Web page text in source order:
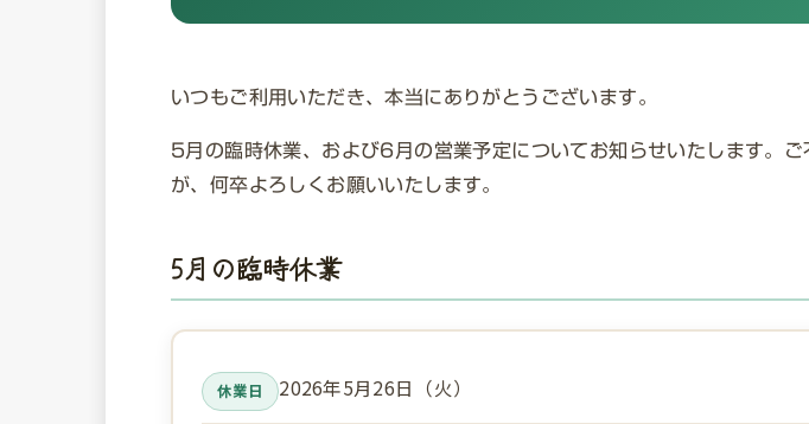
いつもご利用いただき、本当にありがとうございます。
5月の臨時休業、および6月の営業予定についてお知らせいたします。ご
が、何卒よろしくお願いいたします。
5月の臨時休業
休業日 2026年5月26日（火）